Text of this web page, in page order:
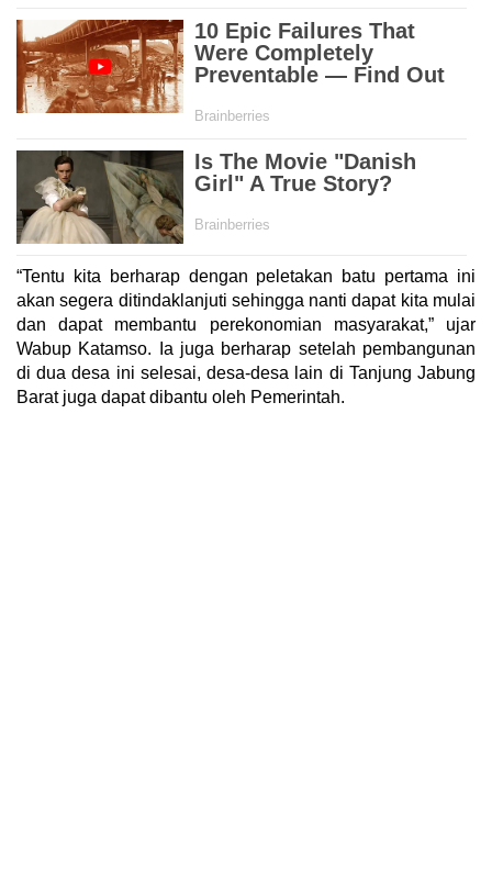
“Tentu kita berharap dengan peletakan batu pertama ini
akan segera ditindaklanjuti sehingga nanti dapat kita mulai
dan dapat membantu perekonomian masyarakat,” ujar
Wabup Katamso. Ia juga berharap setelah pembangunan
di dua desa ini selesai, desa-desa lain di Tanjung Jabung
Barat juga dapat dibantu oleh Pemerintah.